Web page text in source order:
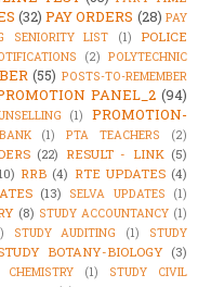
(32) PAY ORDERS (28) PAY
SENIORITY LIST (1)
POLICE
(2) POLYTECHNIC
(55) POSTS-TO-REMEMBER
PANEL_2 (94)
(1)
PROMOTION-
(1) PTA TEACHERS
(2)
(22) RESULT - LINK (5)
RRB (4) RTE UPDATES (4)
(13) SELVA UPDATES
(1)
(8) STUDY ACCOUNTANCY (1)
STUDY AUDITING (1)
STUDY
BOTANY-BIOLOGY (3)
CHEMISTRY (1)
STUDY CIVIL